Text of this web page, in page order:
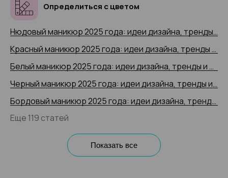
Определиться с цветом
Нюдовый маникюр 2025 года: идеи дизайна, тренды и новинки, 200+ фото
Красный маникюр 2025 года: идеи дизайна, тренды и новинки, 200+ фото
Белый маникюр 2025 года: идеи дизайна, тренды и новинки, 200+ фото
Черный маникюр 2025 года: идеи дизайна, тренды и новинки, 200+ фото
Бордовый маникюр 2025 года: идеи дизайна, тренды и новинки, 200+ фото
Еще 119 статей
Показать все